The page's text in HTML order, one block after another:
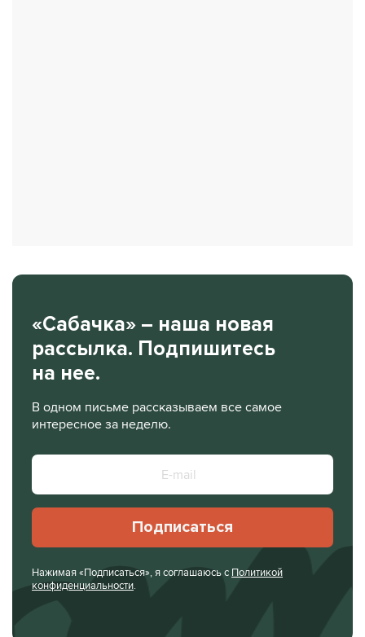
«Сабачка» – наша новая
рассылка. Подпишитесь
на нее.
В одном письме рассказываем все самое
интересное за неделю.
Подписаться
Нажимая «Подписаться», я соглашаюсь с Политикой
конфиденциальности.